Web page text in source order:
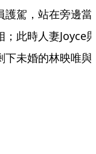
護駕，站在旁邊當
此時人妻Joyce
下未婚的林映唯與